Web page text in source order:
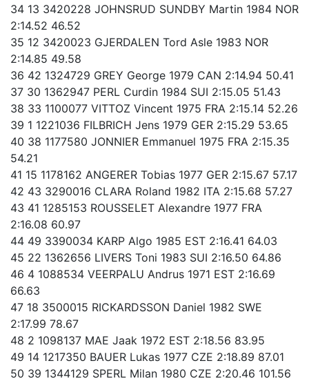
34 13 3420228 JOHNSRUD SUNDBY Martin 1984 NOR
2:14.52 46.52
35 12 3420023 GJERDALEN Tord Asle 1983 NOR
2:14.85 49.58
36 42 1324729 GREY George 1979 CAN 2:14.94 50.41
37 30 1362947 PERL Curdin 1984 SUI 2:15.05 51.43
38 33 1100077 VITTOZ Vincent 1975 FRA 2:15.14 52.26
39 1 1221036 FILBRICH Jens 1979 GER 2:15.29 53.65
40 38 1177580 JONNIER Emmanuel 1975 FRA 2:15.35
54.21
41 15 1178162 ANGERER Tobias 1977 GER 2:15.67 57.17
42 43 3290016 CLARA Roland 1982 ITA 2:15.68 57.27
43 41 1285153 ROUSSELET Alexandre 1977 FRA
2:16.08 60.97
44 49 3390034 KARP Algo 1985 EST 2:16.41 64.03
45 22 1362656 LIVERS Toni 1983 SUI 2:16.50 64.86
46 4 1088534 VEERPALU Andrus 1971 EST 2:16.69
66.63
47 18 3500015 RICKARDSSON Daniel 1982 SWE
2:17.99 78.67
48 2 1098137 MAE Jaak 1972 EST 2:18.56 83.95
49 14 1217350 BAUER Lukas 1977 CZE 2:18.89 87.01
50 39 1344129 SPERL Milan 1980 CZE 2:20.46 101.56